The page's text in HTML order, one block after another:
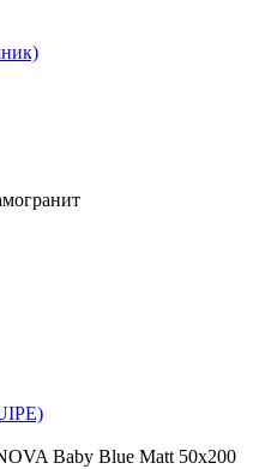
Baby Blue Matt 50x200